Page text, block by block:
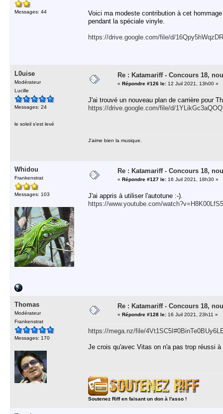
Messages: 44
Voici ma modeste contribution à cet
pendant la spéciale vinyle.
https://drive.google.com/file/d/
L0uise
Modérateur
Lucille
Messages: 24
le soleil s'est levé
Re : Katamariff - Concours 18,
« Répondre #126 le: 12 Juil 2021, 13h00 »
J'ai trouvé un nouveau plan de carrière pour
https://drive.google.com/file/d/
J'aime bien la musique.
Whidou
Frankenstrat
Messages: 103
Re : Katamariff - Concours 18,
« Répondre #127 le: 16 Juil 2021, 18h30 »
J'ai appris à utiliser l'autotune :-).
https://www.youtube.com/
Thomas
Modérateur
Frankenstrat
Messages: 170
Re : Katamariff - Concours 18,
« Répondre #128 le: 16 Juil 2021, 23h11 »
https://mega.nz/file/
Je crois qu'avec Vitas on n'a pas trop réussi
Soutenez Riff en faisant un don à l'asso !